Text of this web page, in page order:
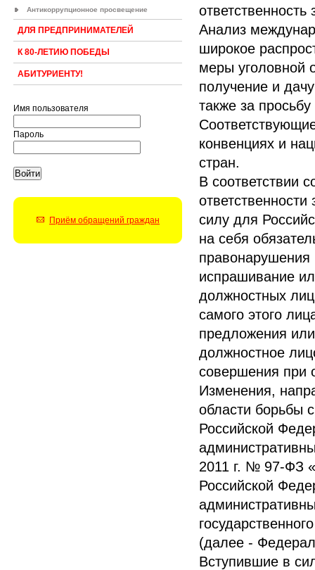
Антикоррупционное просвещение
ДЛЯ ПРЕДПРИНИМАТЕЛЕЙ
К 80-ЛЕТИЮ ПОБЕДЫ
АБИТУРИЕНТУ!
Имя пользователя
Пароль
Приём обращений граждан
Анализ
широкое
меры уголовной
получение и
также за
конвенциях и
стран.
В соответствии
силу для
на себя
испрашивание
должностных
самого этого
предложения
должностное
совершения при
Изменения,
области борьбы
Российской
2011 г. № 97-ФЗ
Российской
(далее -
Вступившие в